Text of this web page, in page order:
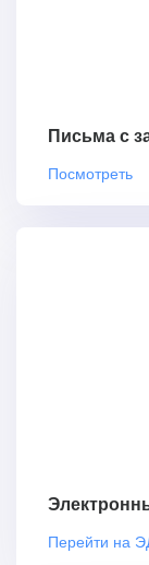
Письма с
Посмотреть
Перейти на